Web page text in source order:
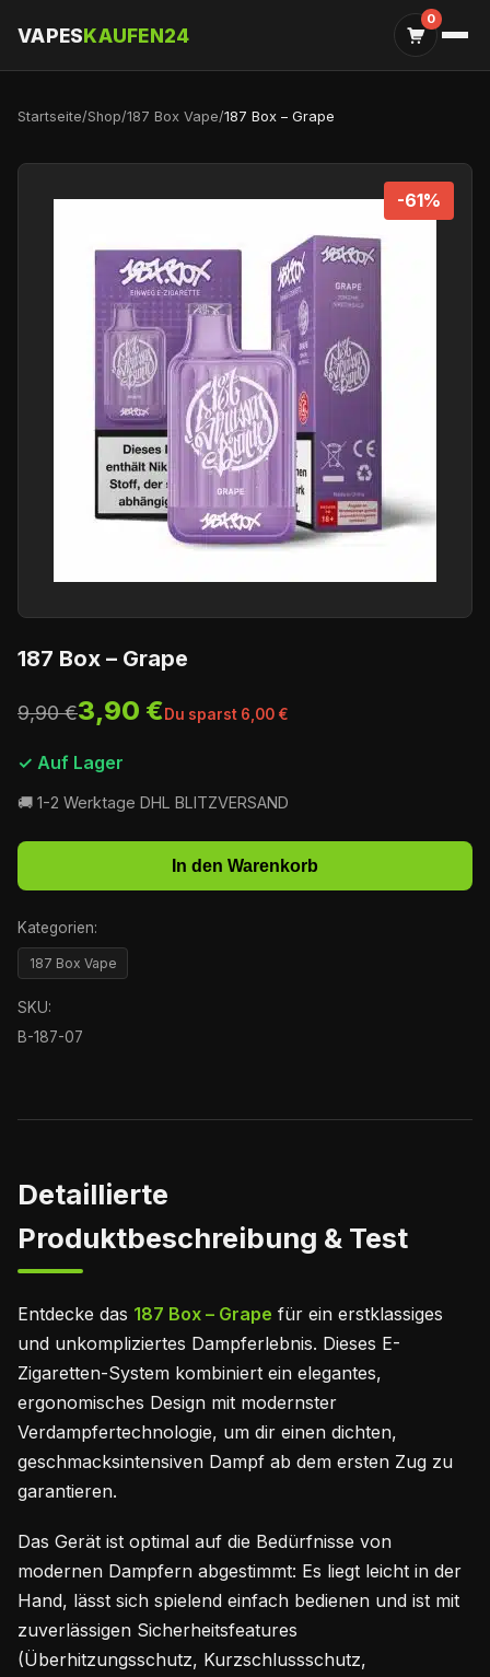
VAPESKAUFEN24
0
Startseite/Shop/187 Box Vape/187 Box – Grape
-61%
187 Box – Grape
9,90 €3,90 €Du sparst 6,00 €
✓ Auf Lager
🚚 1-2 Werktage DHL BLITZVERSAND
In den Warenkorb
Kategorien:
187 Box Vape
SKU:
B-187-07
Detaillierte
Produktbeschreibung & Test
Entdecke das 187 Box – Grape für ein erstklassiges
und unkompliziertes Dampferlebnis. Dieses E-
Zigaretten-System kombiniert ein elegantes,
ergonomisches Design mit modernster
Verdampfertechnologie, um dir einen dichten,
geschmacksintensiven Dampf ab dem ersten Zug zu
garantieren.
Das Gerät ist optimal auf die Bedürfnisse von
modernen Dampfern abgestimmt: Es liegt leicht in der
Hand, lässt sich spielend einfach bedienen und ist mit
zuverlässigen Sicherheitsfeatures
(Überhitzungsschutz, Kurzschlussschutz,